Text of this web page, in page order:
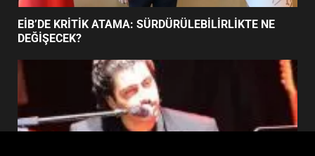
BURHANİYE SATRANÇ
TURNUVASI KAYITLARI NEYİ
7
BURHANİYE BELEDİYESPOR’DA
YENİ YÖNETİM NASIL
ŞEKİLLENDİ?
EİB’DE KRİTİK ATAMA: SÜRDÜRÜLEBİLİRLİKTE NE
DEĞİŞECEK?